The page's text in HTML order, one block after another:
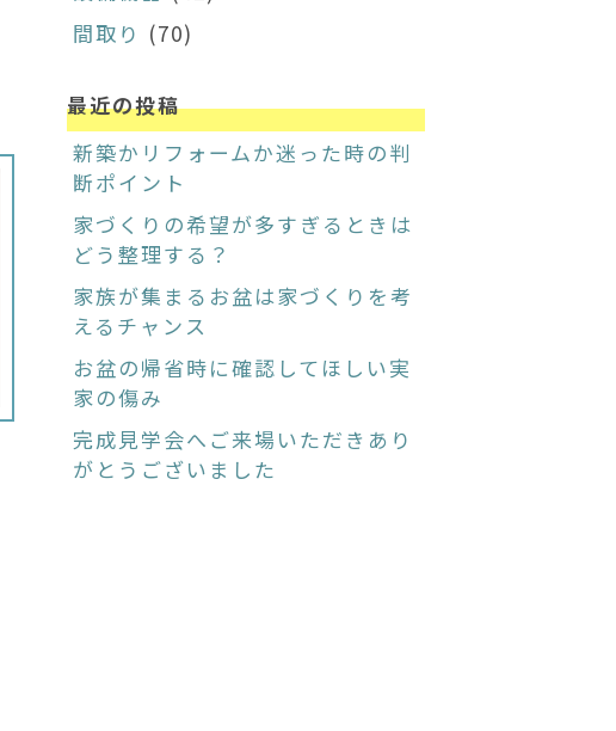
間取り (70)
最近の投稿
新築かリフォームか迷った時の判
断ポイント
家づくりの希望が多すぎるときは
どう整理する？
家族が集まるお盆は家づくりを考
えるチャンス
お盆の帰省時に確認してほしい実
家の傷み
完成見学会へご来場いただきあり
がとうございました